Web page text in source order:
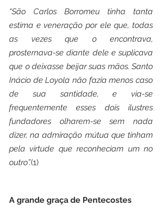
“São Carlos Borromeu tinha tanta
estima e veneração por ele que, todas
as vezes que o encontrava,
prosternava-se diante dele e suplicava
que o deixasse beijar suas mãos. Santo
Inácio de Loyola não fazia menos caso
de sua santidade, e via-se
frequentemente esses dois ilustres
fundadores olharem-se sem nada
dizer, na admiração mútua que tinham
pela virtude que reconheciam um no
outro”.(1)
A grande graça de Pentecostes